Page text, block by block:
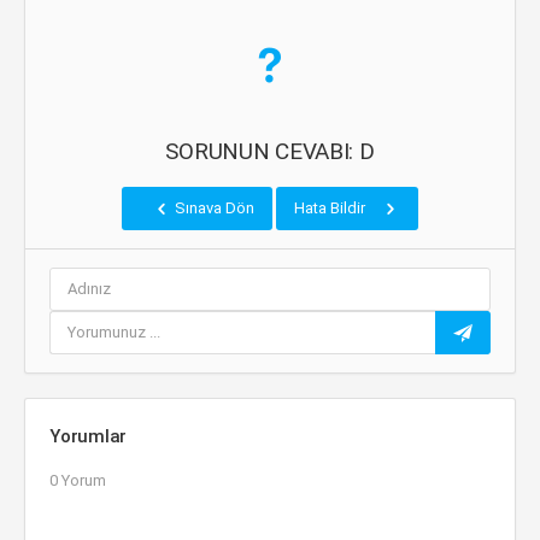
SORUNUN CEVABI: D
Sınava Dön Hata Bildir
Yorumlar
0 Yorum